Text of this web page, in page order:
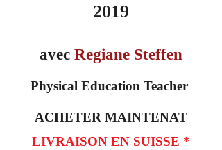
2019
avec Regiane Steffen
Physical Education Teacher
ACHETER MAINTENAT
LIVRAISON EN SUISSE *